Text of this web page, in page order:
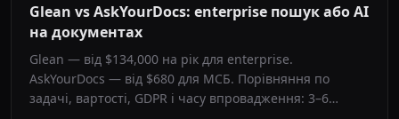
Glean vs AskYourDocs: enterprise пошук або AI
на документах
Glean — від $134,000 на рік для enterprise.
AskYourDocs — від $680 для МСБ. Порівняння по
задачі, вартості, GDPR і часу впровадження: 3–6